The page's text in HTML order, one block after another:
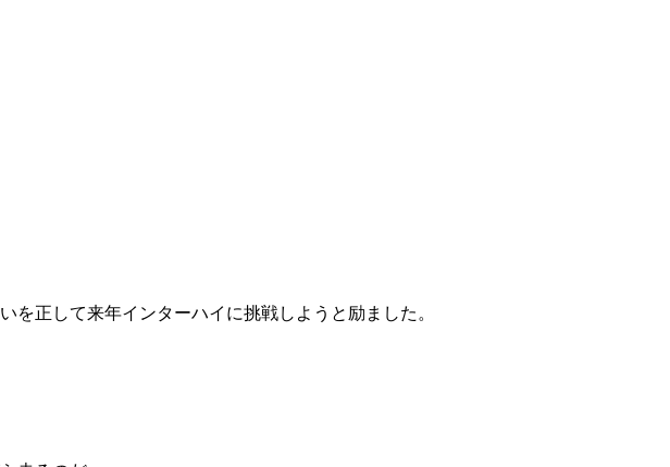
正して来年インターハイに挑戦しようと励ました。